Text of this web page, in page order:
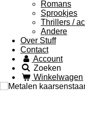
Romans
Sprookjes
Thrillers /
Andere
Over Stuff
Contact
Account
Zoeken
Winkelwagen